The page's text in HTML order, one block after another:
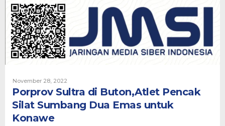
Sumbang
Emas
untuk
November 28, 2022
Redaksi
Porprov Sultra di Buton,Atlet Pencak
Silat Sumbang Dua Emas untuk
Konawe